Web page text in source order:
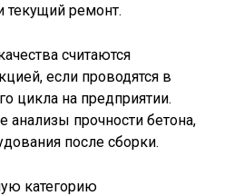
текущий ремонт.
считаются
если проводятся в
цикла на предприятии.
прочности бетона,
после сборки.
категорию